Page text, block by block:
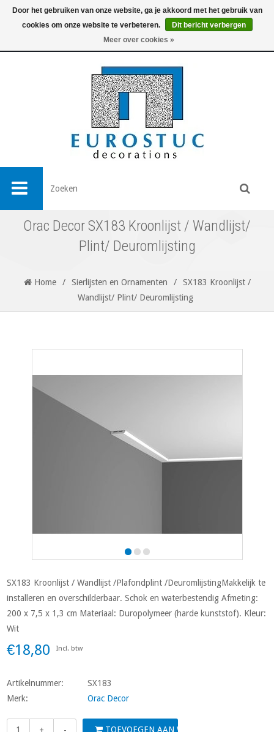
0
Orac Decor SX183 Kroonlijst / Wandlijst/
Plint/ Deuromlijsting
Home / Sierlijsten en Ornamenten /
SX183 Kroonlijst /
Wandlijst/ Plint/ Deuromlijsting
SX183 Kroonlijst / Wandlijst /Plafondplint /DeuromlijstingMakkelijk te
installeren en overschilderbaar. Schok en waterbestendig Afmeting:
200 x 7,5 x 1,3 cm Materiaal: Duropolymeer (harde kunststof). Kleur:
Wit
€18,80 Incl. btw
Artikelnummer:
SX183
Merk:
Orac Decor
TOEVOEGEN AAN WINKELWAGEN
Door het gebruiken van onze website, ga je akkoord met het gebruik van
cookies om onze website te verbeteren.
Dit bericht verbergen
Meer over cookies »